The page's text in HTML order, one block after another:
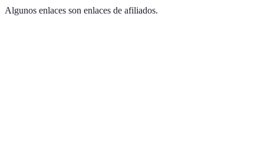
Algunos enlaces son enlaces de afiliados.